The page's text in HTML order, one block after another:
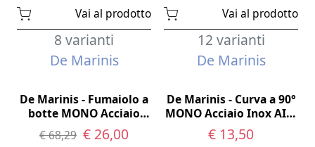
Vai al prodotto
8 varianti
De Marinis
De Marinis - Fumaiolo a
botte MONO Acciaio
Inox AISI 316
€ 68,29 € 26,00
Vai al prodotto
12 varianti
De Marinis
De Marinis - Curva a 90°
MONO Acciaio Inox AISI
316
€ 13,50